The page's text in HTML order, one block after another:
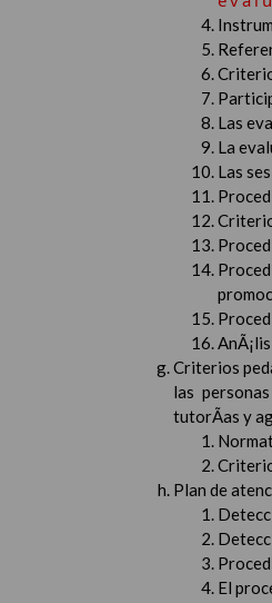
Las
La
Las
Criterios
las
tutorÃ­as y
Plan de
El